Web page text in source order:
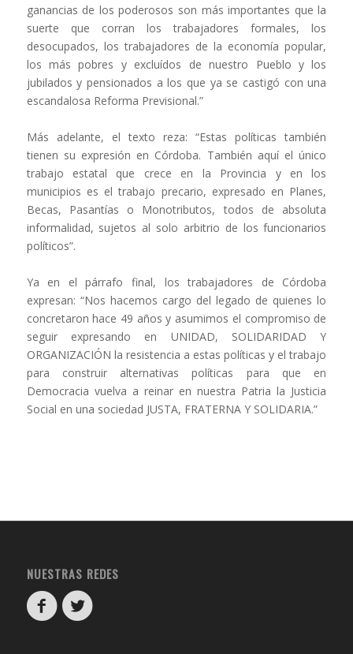
ganancias de los poderosos son más importantes que la
suerte que corran los trabajadores formales, los
desocupados, los trabajadores de la economía popular,
los más pobres y excluídos de nuestro Pueblo y los
jubilados y pensionados a los que ya se castigó con una
escandalosa Reforma Previsional.”
Más adelante, el texto reza: “Estas políticas también
tienen su expresión en Córdoba. También aquí el único
trabajo estatal que crece en la Provincia y en los
municipios es el trabajo precario, expresado en Planes,
Becas, Pasantías o Monotributos, todos de absoluta
informalidad, sujetos al solo arbitrio de los funcionarios
políticos”.
Ya en el párrafo final, los trabajadores de Córdoba
expresan: “Nos hacemos cargo del legado de quienes lo
concretaron hace 49 años y asumimos el compromiso de
seguir expresando en UNIDAD, SOLIDARIDAD Y
ORGANIZACIÓN la resistencia a estas políticas y el trabajo
para construir alternativas políticas para que en
Democracia vuelva a reinar en nuestra Patria la Justicia
Social en una sociedad JUSTA, FRATERNA Y SOLIDARIA.”
NUESTRAS REDES